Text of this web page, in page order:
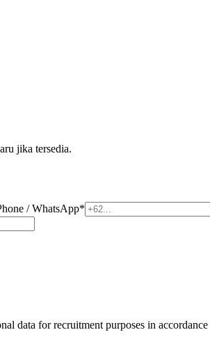
jika tersedia.
/ WhatsApp*
data for recruitment purposes in